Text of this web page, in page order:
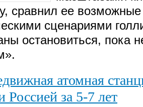
сравнил ее
сценариями
остановиться, пока
атомная
Россией за 5-7 лет